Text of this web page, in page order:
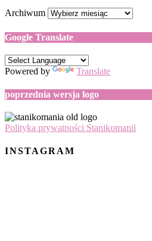
Archiwum
Google Translate
Powered by Translate
poprzednia wersja logo
Polityka prywatności Stanikomanii
INSTAGRAM